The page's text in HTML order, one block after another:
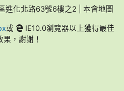
進化北路63號6樓之2 | 本會地圖
或
IE10.0瀏覽器以上獲得最佳
果，謝謝！